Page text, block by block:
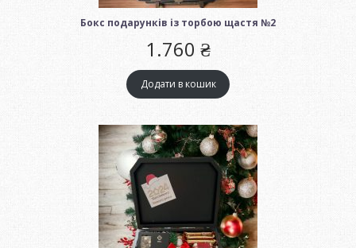
Бокс подарунків із торбою щастя №2
1.760 ₴
Додати в кошик